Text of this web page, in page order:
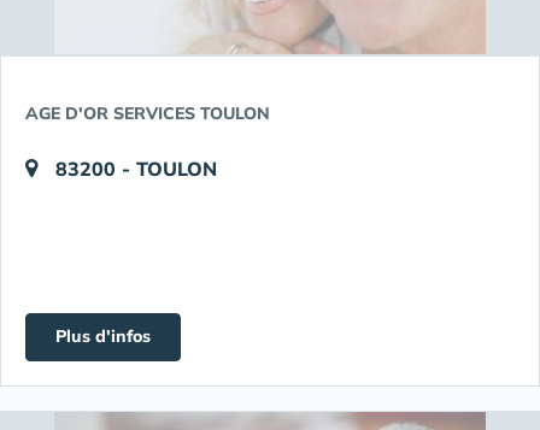
AGE D'OR SERVICES TOULON
83200 - TOULON
Plus d'infos